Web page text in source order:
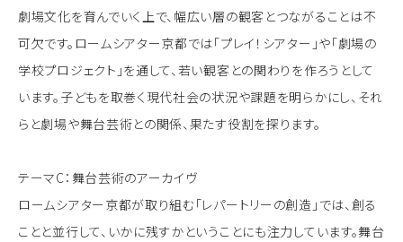
劇場文化を育んでいく上で、幅広い層の観客とつながることは不
可欠です。ロームシアター京都では「プレイ！シアター」や「劇場の
学校プロジェクト」を通して、若い観客との関わりを作ろうとして
います。子どもを取巻く現代社会の状況や課題を明らかにし、それ
らと劇場や舞台芸術との関係、果たす役割を探ります。
テーマC：舞台芸術のアーカイヴ
ロームシアター京都が取り組む「レパートリーの創造」では、創る
ことと並行して、いかに残すかということにも注力しています。舞台